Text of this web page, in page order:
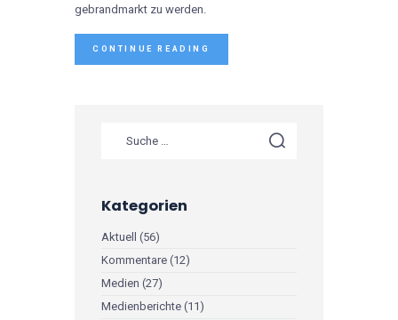
gebrandmarkt zu werden.
CONTINUE READING
Kategorien
Aktuell (56)
Kommentare (12)
Medien (27)
Medienberichte (11)